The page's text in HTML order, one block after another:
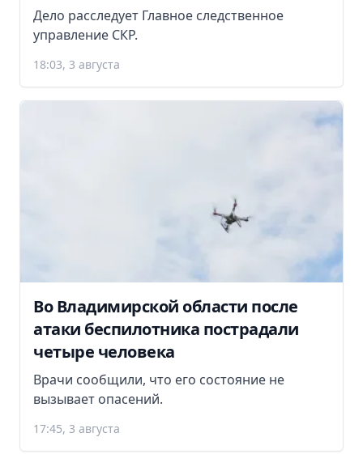
Дело расследует Главное следственное
управление СКР.
18:03, 3 августа
Во Владимирской области после
атаки беспилотника пострадали
четыре человека
Врачи сообщили, что его состояние не
вызывает опасений.
17:45, 3 августа